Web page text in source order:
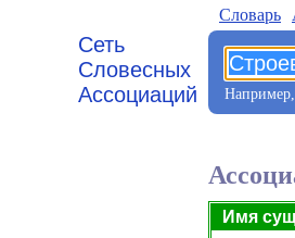
Сеть
Словесных
Ассоциаций
Словарь
Например,
Имя